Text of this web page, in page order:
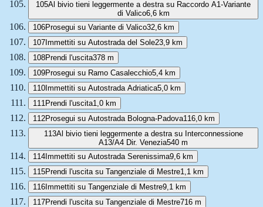
105Al bivio tieni leggermente a destra su Raccordo A1-Variante
di Valico6,6 km
106Prosegui su Variante di Valico32,6 km
107Immettiti su Autostrada del Sole23,9 km
108Prendi l'uscita378 m
109Prosegui su Ramo Casalecchio5,4 km
110Immettiti su Autostrada Adriatica5,0 km
111 Prendi l'uscita1,0 km
112Prosegui su Autostrada Bologna-Padova116,0 km
113Al bivio tieni leggermente a destra su Interconnessione
A13/A4 Dir. Venezia540 m
114Immettiti su Autostrada Serenissima9,6 km
115Prendi l'uscita su Tangenziale di Mestre1,1 km
116Immettiti su Tangenziale di Mestre9,1 km
117Prendi l'uscita su Tangenziale di Mestre716 m